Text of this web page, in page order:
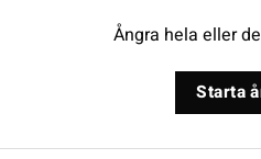
Ångra hela eller
Starta